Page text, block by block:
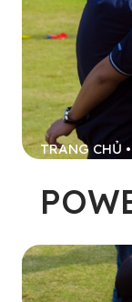
TRANG CHỦ •